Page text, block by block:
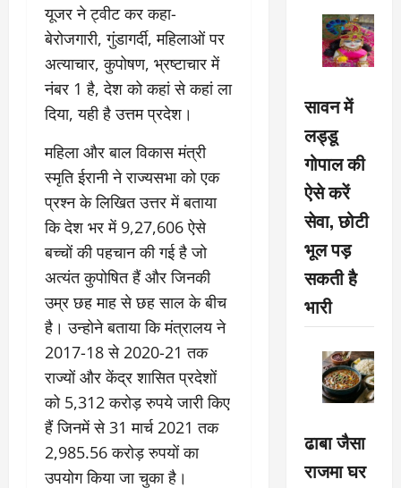
यूजर ने ट्वीट कर कहा-
बेरोजगारी, गुंडागर्दी, महिलाओं पर
अत्याचार, कुपोषण, भ्रष्टाचार में
नंबर 1 है, देश को कहां से कहां ला
दिया, यही है उत्तम प्रदेश।
महिला और बाल विकास मंत्री
स्मृति ईरानी ने राज्यसभा को एक
प्रश्न के लिखित उत्तर में बताया
कि देश भर में 9,27,606 ऐसे
बच्चों की पहचान की गई है जो
अत्यंत कुपोषित हैं और जिनकी
उम्र छह माह से छह साल के बीच
है। उन्होने बताया कि मंत्रालय ने
2017-18 से 2020-21 तक
राज्यों और केंद्र शासित प्रदेशों
को 5,312 करोड़ रुपये जारी किए
हैं जिनमें से 31 मार्च 2021 तक
2,985.56 करोड़ रुपयों का
उपयोग किया जा चुका है।
सावन में
लड्डू
गोपाल की
ऐसे करें
सेवा, छोटी
भूल पड़
सकती है
भारी
ढाबा जैसा
राजमा घर